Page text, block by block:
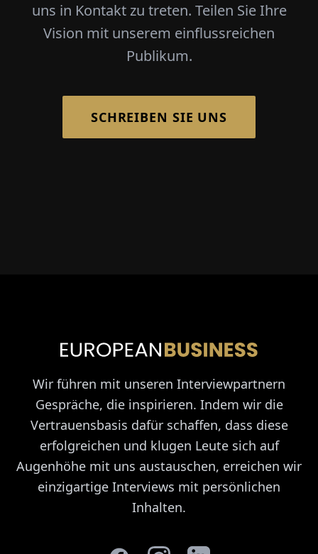
uns in Kontakt zu treten. Teilen Sie Ihre
Vision mit unserem einflussreichen
Publikum.
SCHREIBEN SIE UNS
Wir führen mit unseren Interviewpartnern
Gespräche, die inspirieren. Indem wir die
Vertrauensbasis dafür schaffen, dass diese
erfolgreichen und klugen Leute sich auf
Augenhöhe mit uns austauschen, erreichen wir
einzigartige Interviews mit persönlichen
Inhalten.